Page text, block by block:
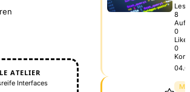
ATELIER
Interfaces
8
0
0